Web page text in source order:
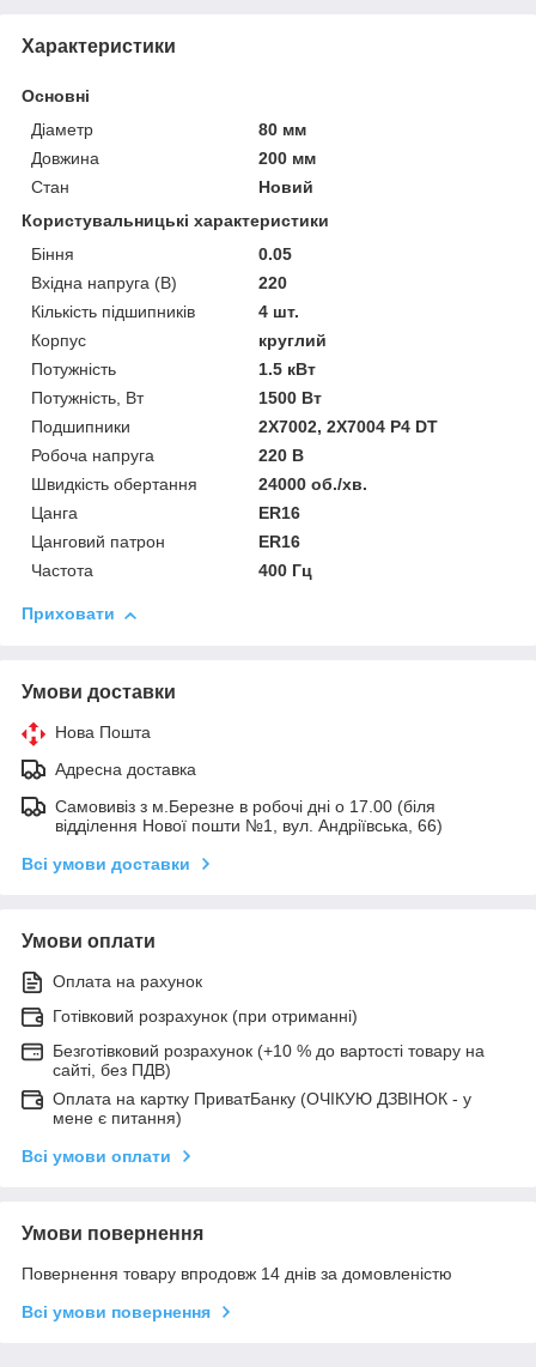
Характеристики
Основні
Діаметр
80 мм
Довжина
200 мм
Стан
Новий
Користувальницькі характеристики
Біння
0.05
Вхідна напруга (В)
220
Кількість підшипників
4 шт.
Корпус
круглий
Потужність
1.5 кВт
Потужність, Вт
1500 Вт
Подшипники
2X7002, 2X7004 P4 DT
Робоча напруга
220 В
Швидкість обертання
24000 об./хв.
Цанга
ER16
Цанговий патрон
ER16
Частота
400 Гц
Приховати
Умови доставки
Нова Пошта
Адресна доставка
Самовивіз з м.Березне в робочі дні о 17.00 (біля
відділення Нової пошти №1, вул. Андріївська, 66)
Всі умови доставки
Умови оплати
Оплата на рахунок
Готівковий розрахунок (при отриманні)
Безготівковий розрахунок (+10 % до вартості товару на
сайті, без ПДВ)
Оплата на картку ПриватБанку (ОЧІКУЮ ДЗВІНОК - у
мене є питання)
Всі умови оплати
Умови повернення
Повернення товару впродовж 14 днів за домовленістю
Всі умови повернення